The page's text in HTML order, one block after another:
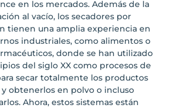
en los mercados. Además de la
al vacío, los secadores por
tienen una amplia experiencia en
industriales, como alimentos o
donde se han utilizado
del siglo XX como procesos de
secar totalmente los productos
obtenerlos en polvo o incluso
Ahora, estos sistemas están